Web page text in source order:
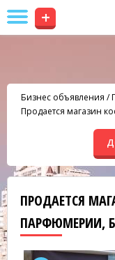
+
Бизнес объявления /
Продается магазин
ПРОДАЕТСЯ
ПАРФЮМЕРИИ,